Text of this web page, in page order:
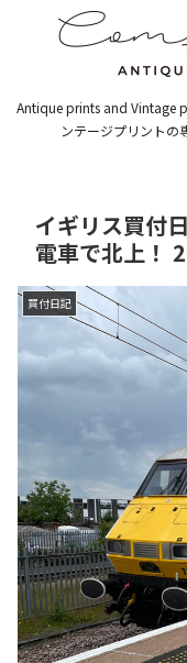
Antique prints and Vintage
ンテージプリントの
イギリス買付
電車で北上！
買付日記